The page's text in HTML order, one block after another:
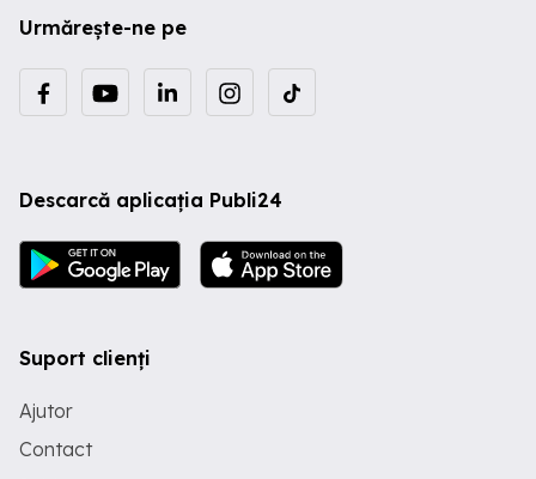
Urmărește-ne pe
Descarcă aplicația Publi24
Suport clienți
Ajutor
Contact